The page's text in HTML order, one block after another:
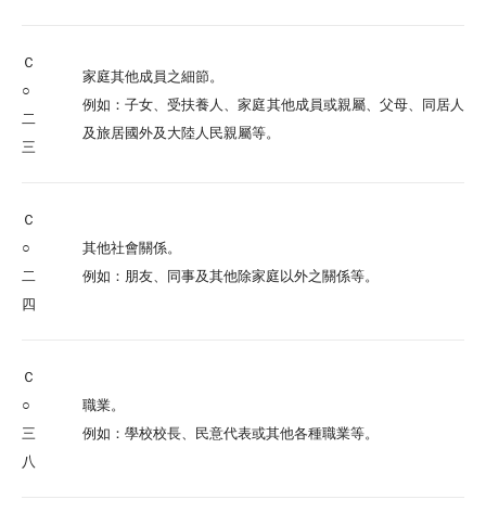
Ｃ
○
二
三
家庭其他成員之細節。
例如：子女、受扶養人、家庭其他成員或親屬、父母、同居人
及旅居國外及大陸人民親屬等。
Ｃ
○
二
四
其他社會關係。
例如：朋友、同事及其他除家庭以外之關係等。
Ｃ
○
三
八
職業。
例如：學校校長、民意代表或其他各種職業等。